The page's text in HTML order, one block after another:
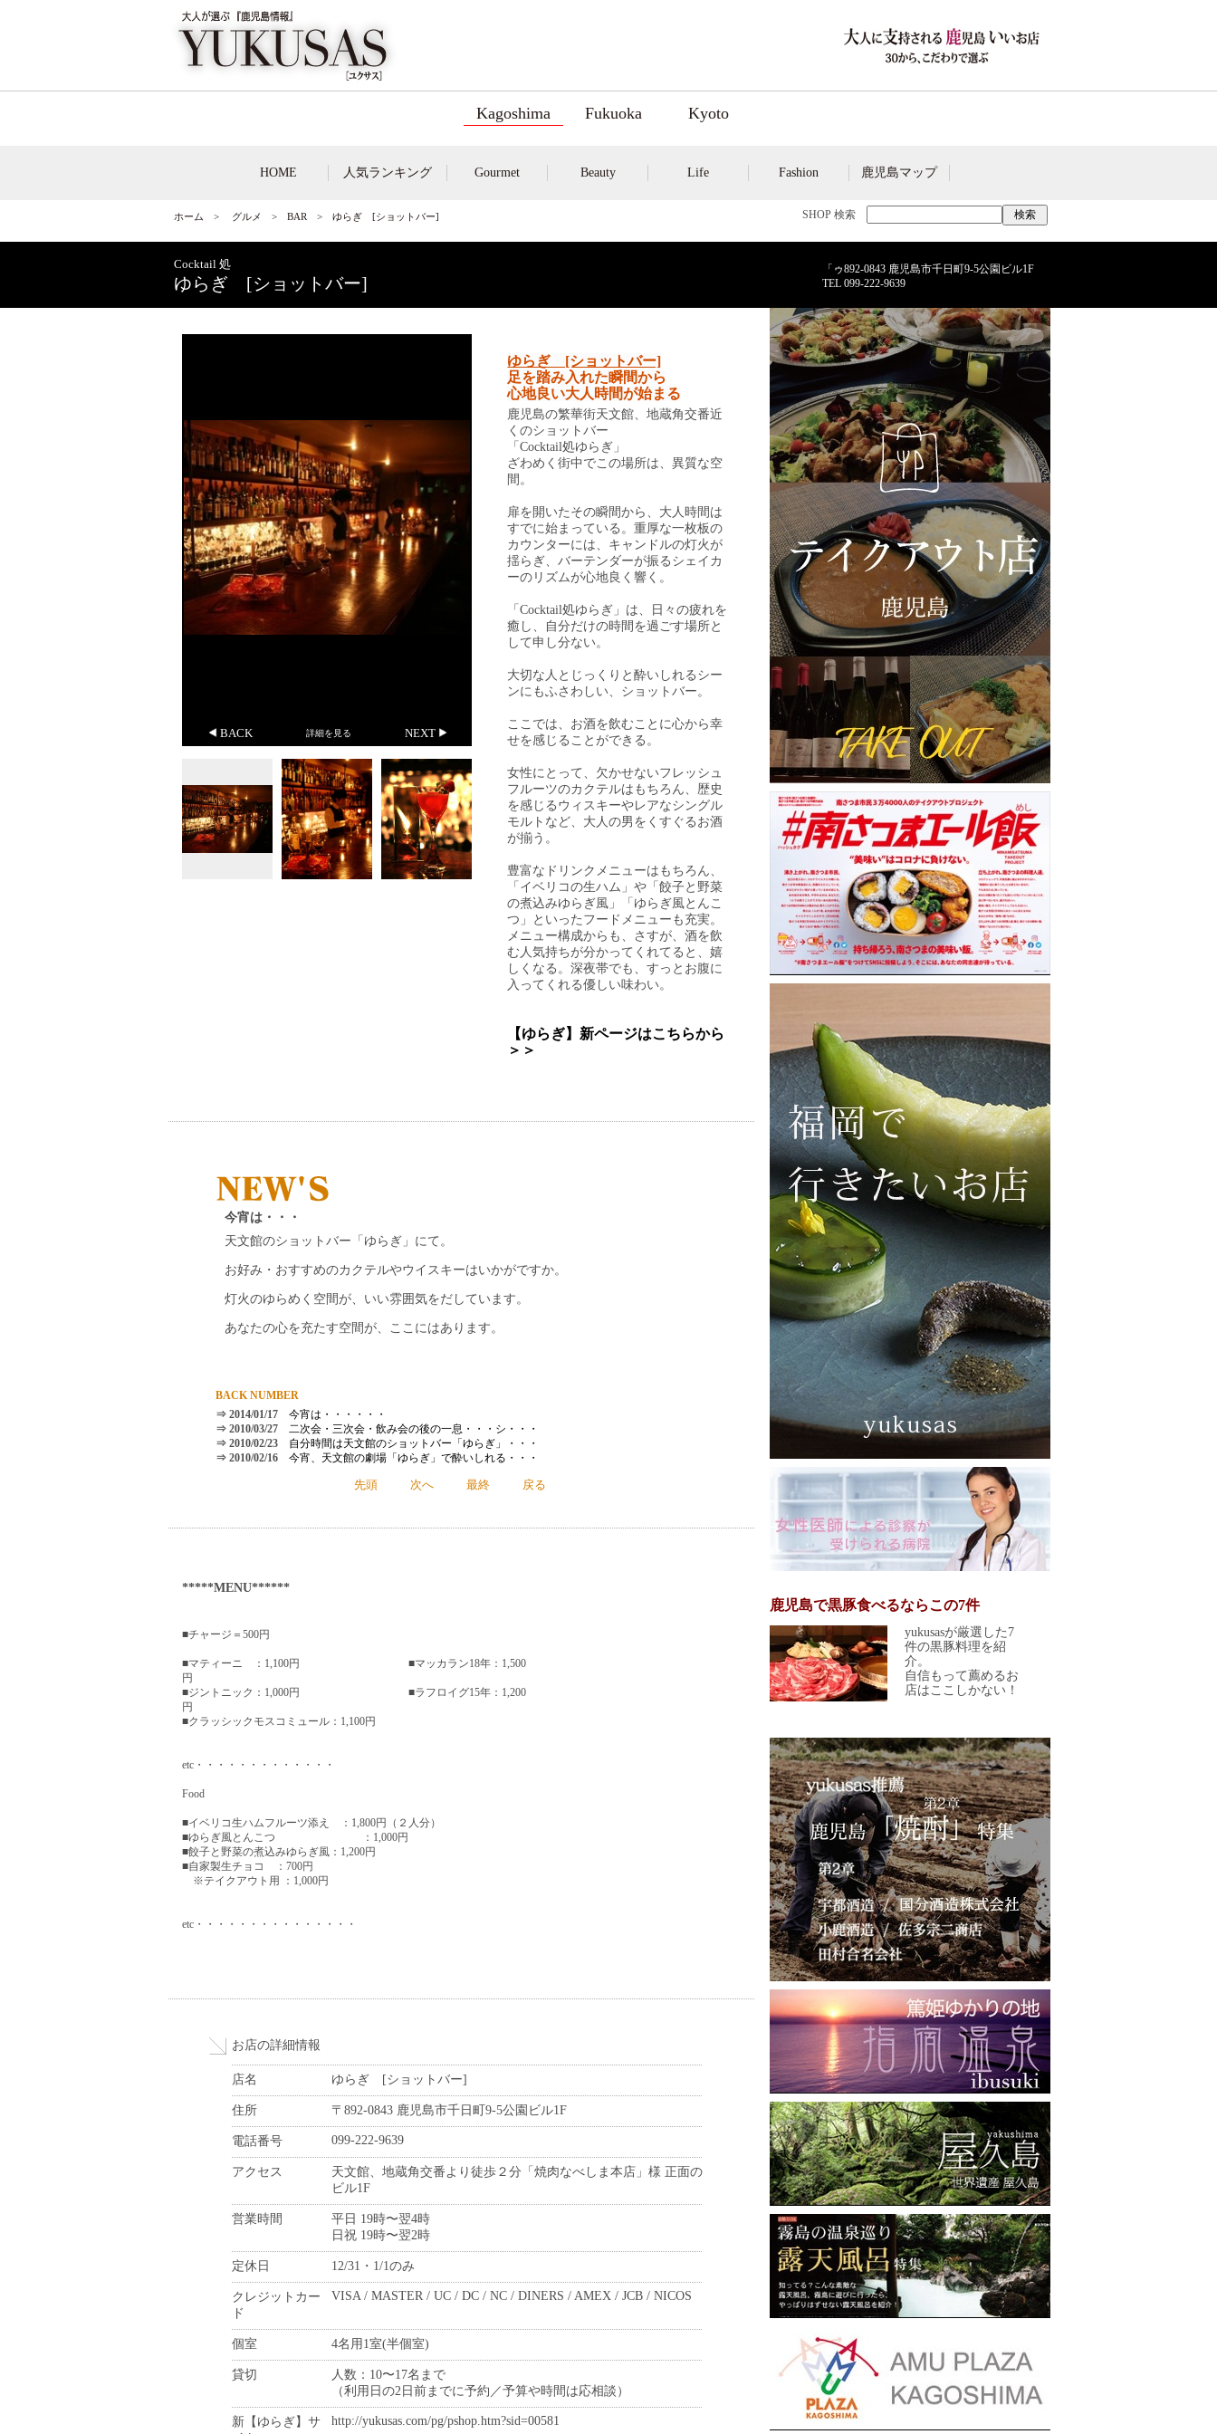
Kagoshima Fukuoka Kyoto
HOME 人気ランキング Gourmet Beauty Life Fashion 鹿児島マップ
ホーム > グルメ > BAR > ゆらぎ [ショットバー] SHOP 検索
Cocktail 処
ゆらぎ [ショットバー]
「ゥ892-0843 鹿児島市千日町9-5公園ビル1F
TEL 099-222-9639
BACK 詳細を見る NEXT
ゆらぎ [ショットバー]
足を踏み入れた瞬間から
心地良い大人時間が始まる
鹿児島の繁華街天文館、地蔵角交番近
くのショットバー
「Cocktail処ゆらぎ」
ざわめく街中でこの場所は、異質な空
間。
扉を開いたその瞬間から、大人時間は
すでに始まっている。重厚な一枚板の
カウンターには、キャンドルの灯火が
揺らぎ、バーテンダーが振るシェイカ
ーのリズムが心地良く響く。
「Cocktail処ゆらぎ」は、日々の疲れを
癒し、自分だけの時間を過ごす場所と
して申し分ない。
大切な人とじっくりと酔いしれるシー
ンにもふさわしい、ショットバー。
ここでは、お酒を飲むことに心から幸
せを感じることができる。
女性にとって、欠かせないフレッシュ
フルーツのカクテルはもちろん、歴史
を感じるウィスキーやレアなシングル
モルトなど、大人の男をくすぐるお酒
が揃う。
豊富なドリンクメニューはもちろん、
「イベリコの生ハム」や「餃子と野菜
の煮込みゆらぎ風」「ゆらぎ風とんこ
つ」といったフードメニューも充実。
メニュー構成からも、さすが、酒を飲
む人気持ちが分かってくれてると、嬉
しくなる。深夜帯でも、すっとお腹に
入ってくれる優しい味わい。
【ゆらぎ】新ページはこちらから
＞＞
今宵は・・・
天文館のショットバー「ゆらぎ」にて。
お好み・おすすめのカクテルやウイスキーはいかがですか。
灯火のゆらめく空間が、いい雰囲気をだしています。
あなたの心を充たす空間が、ここにはあります。
BACK NUMBER
⇒ 2014/01/17
今宵は・・・・・・
⇒ 2010/03/27
二次会・三次会・飲み会の後の一息・・・シ・・・
⇒ 2010/02/23
自分時間は天文館のショットバー「ゆらぎ」・・・
⇒ 2010/02/16
今宵、天文館の劇場「ゆらぎ」で酔いしれる・・・
先頭 次へ 最終 戻る
*****MENU******
■チャージ＝500円
■マティーニ ：1,100円 ■マッカラン18年：1,500
円
■ジントニック：1,000円 ■ラフロイグ15年：1,200
円
■クラッシックモスコミュール：1,100円
etc・・・・・・・・・・・・・
Food
■イベリコ生ハムフルーツ添え ：1,800円（２人分）
■ゆらぎ風とんこつ ：1,000円
■餃子と野菜の煮込みゆらぎ風：1,200円
■自家製生チョコ ：700円
※テイクアウト用 ：1,000円
etc・・・・・・・・・・・・・・・
お店の詳細情報
店名 ゆらぎ [ショットバー]
住所 〒892-0843 鹿児島市千日町9-5公園ビル1F
電話番号 099-222-9639
アクセス
天文館、地蔵角交番より徒歩２分「焼肉なべしま本店」様 正面の
ビル1F
営業時間
平日 19時〜翌4時
日祝 19時〜翌2時
定休日 12/31・1/1のみ
クレジットカー
ド
VISA / MASTER / UC / DC / NC / DINERS / AMEX / JCB / NICOS
個室 4名用1室(半個室)
貸切
人数：10〜17名まで
（利用日の2日前までに予約／予算や時間は応相談）
新【ゆらぎ】サ
http://yukusas.com/pg/pshop.htm?sid=00581
鹿児島で黒豚食べるならこの7件
yukusasが厳選した7
件の黒豚料理を紹
介。
自信もって薦めるお
店はここしかない！